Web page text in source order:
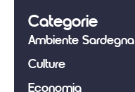
Categorie
Ambiente Sardegna
Culture
Economia